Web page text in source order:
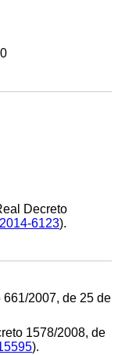
Decreto
6123).
661/2007, de 25 de
1578/2008, de
).